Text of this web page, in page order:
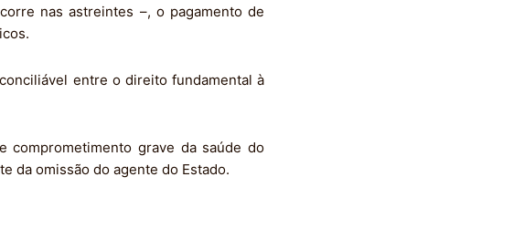
nas astreintes –, o pagamento de
entre o direito fundamental à
comprometimento grave da saúde do
da omissão do agente do Estado.